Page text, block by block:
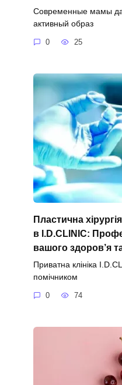
Современные мамы
активный образ
0 25
Пластична
в I.D.CLINIC:
вашого здоров’я
Приватна клініка
помічником
0 74